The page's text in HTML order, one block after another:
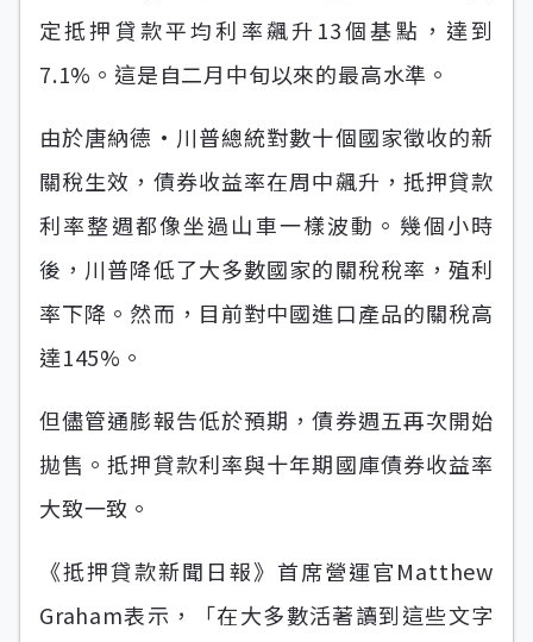
定抵押貸款平均利率飆升13個基點，達到
7.1%。這是自二月中旬以來的最高水準。
由於唐納德·川普總統對數十個國家徵收的新
關稅生效，債券收益率在周中飆升，抵押貸款
利率整週都像坐過山車一樣波動。幾個小時
後，川普降低了大多數國家的關稅稅率，殖利
率下降。然而，目前對中國進口產品的關稅高
達145%。
但儘管通膨報告低於預期，債券週五再次開始
拋售。抵押貸款利率與十年期國庫債券收益率
大致一致。
《抵押貸款新聞日報》首席營運官Matthew
Graham表示，「在大多數活著讀到這些文字